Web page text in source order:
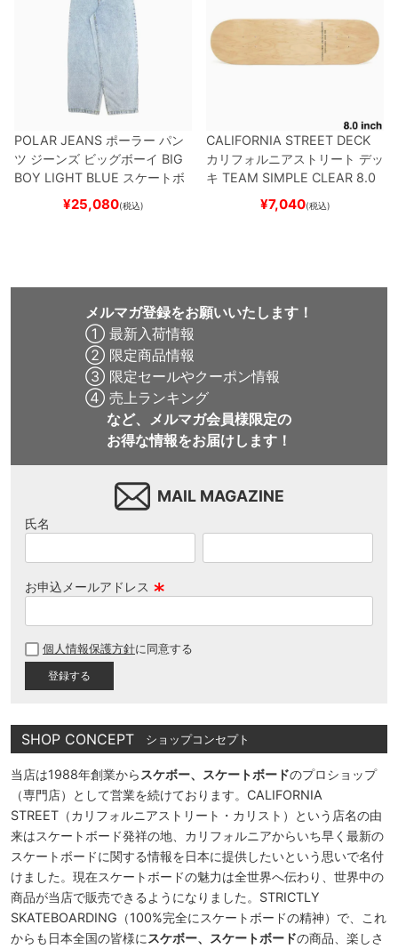
POLAR JEANS ポーラー パン
ツ ジーンズ ビッグボーイ BIG
BOY LIGHT BLUE スケートボ
ード スケボー
¥25,080(税込)
CALIFORNIA STREET DECK
カリフォルニアストリート デッ
キ TEAM SIMPLE CLEAR 8.0
ブランク（DSM）
ード スケボー
¥7,040(税込)
メルマガ登録をお願いいたします！
① 最新入荷情報
② 限定商品情報
③ 限定セールやクーポン情報
④ 売上ランキング
など、メルマガ会員様限定の
お得な情報をお届けします！
MAIL MAGAZINE
氏名
お申込メールアドレス
須
個人情報保護方針に同意する
SHOP CONCEPT ショップコンセプト
当店は1988年創業から スケボー、スケートボードのプロショップ
（専門店）として営業を続けております。CALIFORNIA
STREET（カリフォルニアストリート・カリスト）という店名の由
来はスケートボード発祥の地、カリフォルニアからいち早く最新の
スケートボードに関する情報を日本に提供したいという思いで名付
けました。現在スケートボードの魅力は全世界へ伝わり、世界中の
商品が当店で販売できるようになりました。STRICTLY
SKATEBOARDING（100%完全にスケートボードの精神）で、これ
からも日本全国の皆様に スケボー、スケートボードの商品、楽しさ